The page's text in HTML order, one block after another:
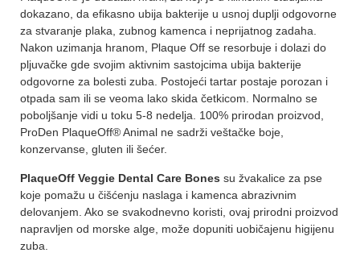
dokazano, da efikasno ubija bakterije u usnoj duplji odgovorne
za stvaranje plaka, zubnog kamenca i neprijatnog zadaha.
Nakon uzimanja hranom, Plaque Off se resorbuje i dolazi do
pljuvačke gde svojim aktivnim sastojcima ubija bakterije
odgovorne za bolesti zuba. Postojeći tartar postaje porozan i
otpada sam ili se veoma lako skida četkicom. Normalno se
poboljšanje vidi u toku 5-8 nedelja. 100% prirodan proizvod,
ProDen PlaqueOff® Animal ne sadrži veštačke boje,
konzervanse, gluten ili šećer.
PlaqueOff Veggie Dental Care Bones su žvakalice za pse
koje pomažu u čišćenju naslaga i kamenca abrazivnim
delovanjem. Ako se svakodnevno koristi, ovaj prirodni proizvod
napravljen od morske alge, može dopuniti uobičajenu higijenu
zuba.